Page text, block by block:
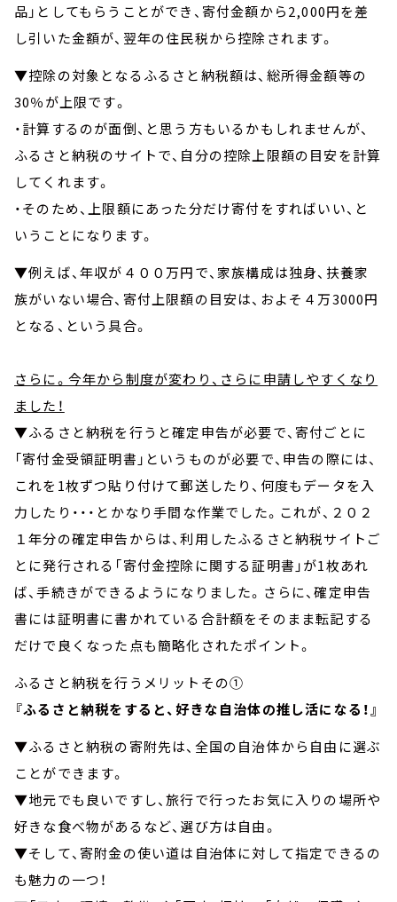
品」としてもらうことができ、寄付金額から2,000円を差
し引いた金額が、翌年の住民税から控除されます。
▼控除の対象となるふるさと納税額は、総所得金額等の
30％が上限です。
・計算するのが面倒、と思う方もいるかもしれませんが、
ふるさと納税のサイトで、自分の控除上限額の目安を計算
してくれます。
・そのため、上限額にあった分だけ寄付をすればいい、と
いうことになります。
▼例えば、年収が４００万円で、家族構成は独身、扶養家
族がいない場合、寄付上限額の目安は、およそ４万3000円
となる、という具合。
さらに。今年から制度が変わり、さらに申請しやすくなり
ました！
▼ふるさと納税を行うと確定申告が必要で、寄付ごとに
「寄付金受領証明書」というものが必要で、申告の際には、
これを1枚ずつ貼り付けて郵送したり、何度もデータを入
力したり・・・とかなり手間な作業でした。これが、２０２
１年分の確定申告からは、利用したふるさと納税サイトご
とに発行される「寄付金控除に関する証明書」が1枚あれ
ば、手続きができるようになりました。さらに、確定申告
書には証明書に書かれている合計額をそのまま転記する
だけで良くなった点も簡略化されたポイント。
ふるさと納税を行うメリットその①
『ふるさと納税をすると、好きな自治体の推し活になる！』
▼ふるさと納税の寄附先は、全国の自治体から自由に選ぶ
ことができます。
▼地元でも良いですし、旅行で行ったお気に入りの場所や
好きな食べ物があるなど、選び方は自由。
▼そして、寄附金の使い道は自治体に対して指定できるの
も魅力の一つ！